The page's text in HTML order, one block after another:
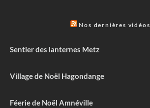
Nos dernières vidéos
Sentier des lanternes Metz
Village de Noël Hagondange
Féerie de Noël Amnéville